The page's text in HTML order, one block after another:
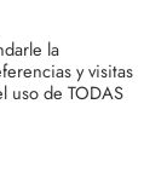
la
y visitas
uso de TODAS